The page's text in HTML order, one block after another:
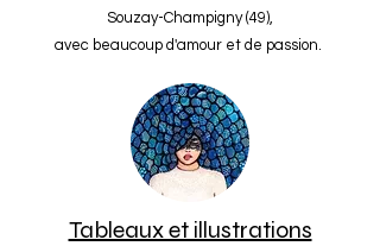
Souzay-Champigny (49),
avec beaucoup d'amour et de passion.
Tableaux et illustrations